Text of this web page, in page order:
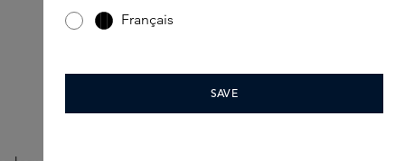
Français
SAVE